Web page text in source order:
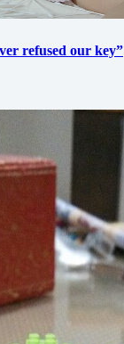
refused our key”